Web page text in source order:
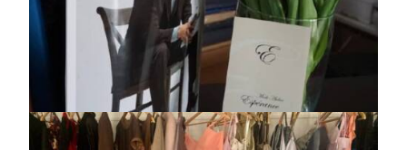
https://jedu.fi/wp-